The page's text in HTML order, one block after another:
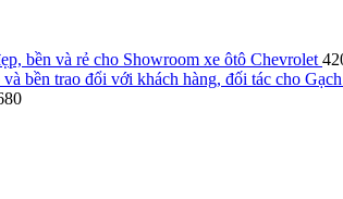
bền và rẻ cho Showroom xe ôtô Chevrolet
bền trao đổi với khách hàng, đối tác cho